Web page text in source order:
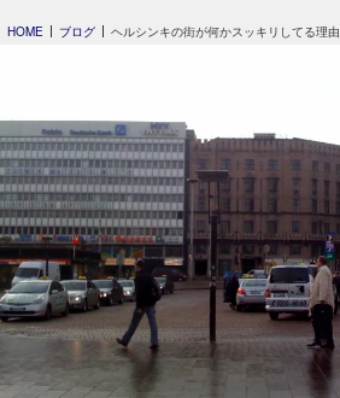
HOME ブログ ヘルシンキの街が何かスッキリしてる理由